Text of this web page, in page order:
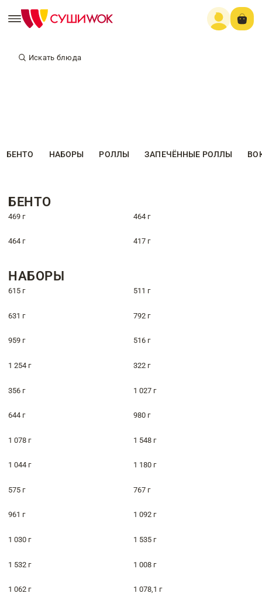
Искать блюда
БЕНТО НАБОРЫ РОЛЛЫ ЗАПЕЧЁННЫЕ РОЛЛЫ
БЕНТО
469 г 464 г
464 г 417 г
НАБОРЫ
615 г 511 г
631 г 792 г
959 г 516 г
1 254 г 322 г
356 г 1 027 г
644 г 980 г
1 078 г 1 548 г
1 044 г 1 180 г
575 г 767 г
961 г 1 092 г
1 030 г 1 535 г
1 532 г 1 008 г
1 062 г 1 078,1 г